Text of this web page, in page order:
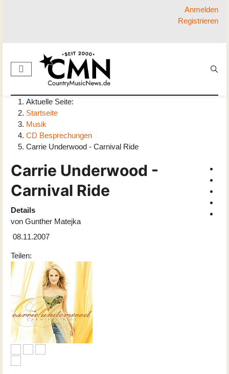
Anmelden
Registrieren
Aktuelle Seite:
Startseite
Musik
CD Besprechungen
Carrie Underwood - Carnival Ride
Carrie Underwood -
Carnival Ride
Details
von Gunther Matejka
08.11.2007
Teilen: